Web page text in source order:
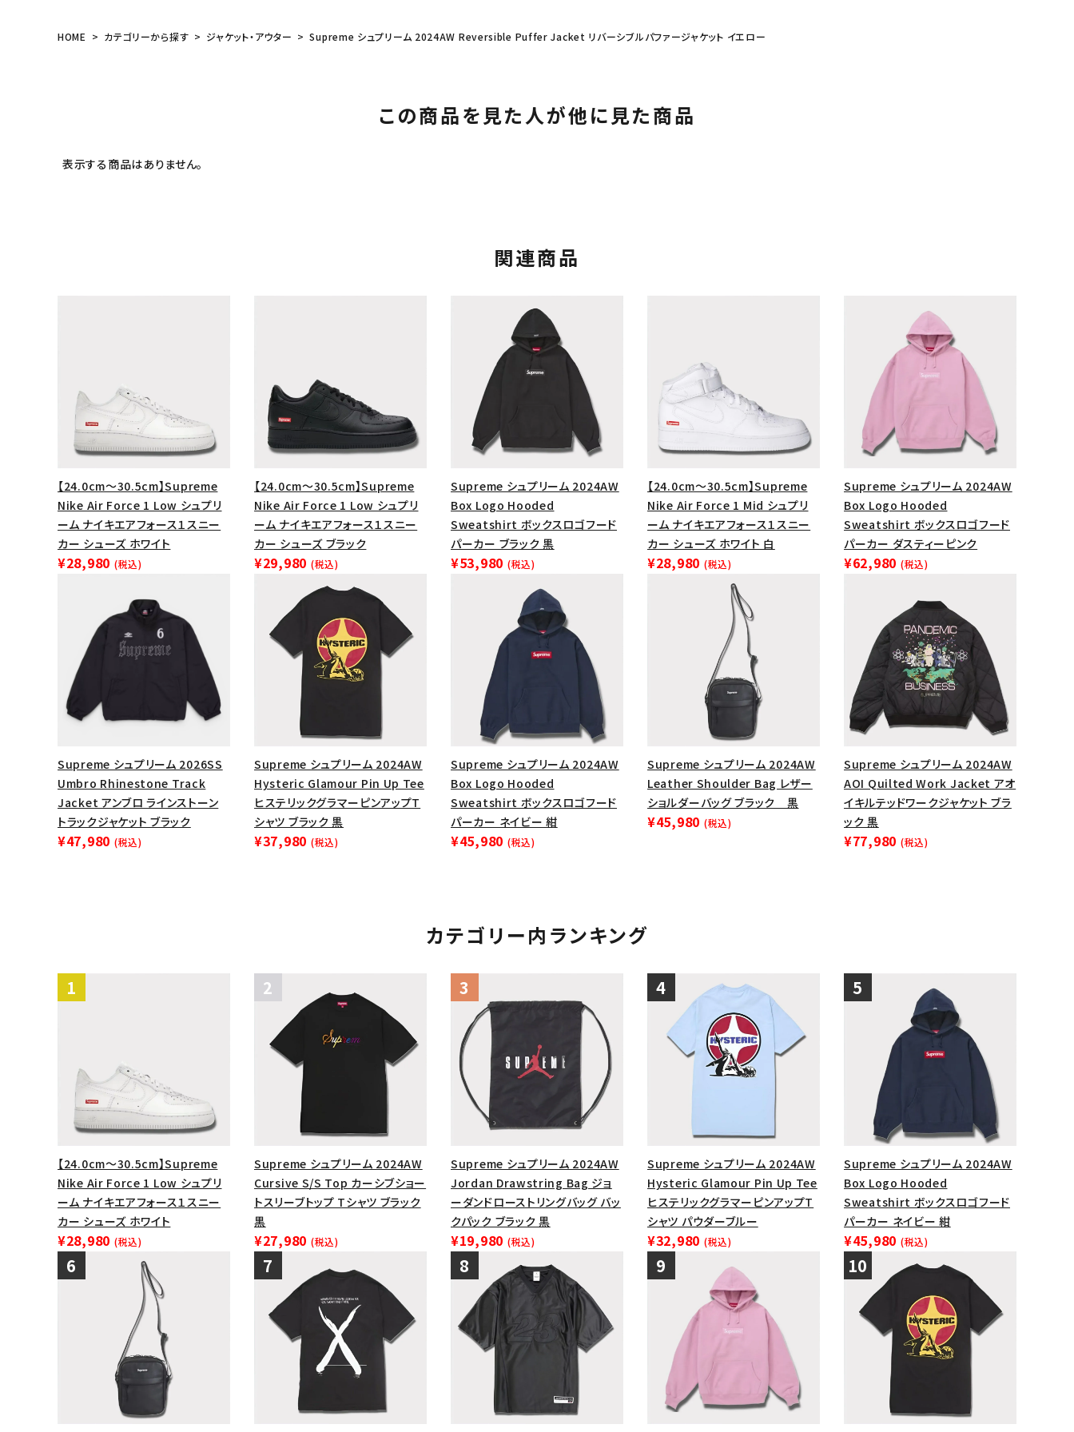
Tシャツ・ロングスリーブ
キャップ・ハット
パーカー・クルーネック
ショルダー・ウエストバッグ
ブラックスウェット
絞り込んで検索する
HOME カテゴリーから探す ジャケット・アウター Supreme シュプリーム 2024AW Reversible Puffer Jacket リバーシブルパファージャケット イエロー
この商品を見た人が他に見た商品
表示する商品はありません。
関連商品
【24.0cm～30.5cm】Supreme
Nike Air Force 1 Low シュプリ
ーム ナイキエアフォース１スニー
カー シューズ ホワイト
¥28,980 (税込)
【24.0cm～30.5cm】Supreme
Nike Air Force 1 Low シュプリ
ーム ナイキエアフォース１スニー
カー シューズ ブラック
¥29,980 (税込)
Supreme シュプリーム 2024AW
Box Logo Hooded
Sweatshirt ボックスロゴフード
パーカー ブラック 黒
¥53,980 (税込)
【24.0cm～30.5cm】Supreme
Nike Air Force 1 Mid シュプリ
ーム ナイキエアフォース１スニー
カー シューズ ホワイト 白
¥28,980 (税込)
Supreme シュプリーム 2024AW
Box Logo Hooded
Sweatshirt ボックスロゴフード
パーカー ダスティーピンク
¥62,980 (税込)
Supreme シュプリーム 2026SS
Umbro Rhinestone Track
Jacket アンブロ ラインストーン
トラックジャケット ブラック
¥47,980 (税込)
Supreme シュプリーム 2024AW
Hysteric Glamour Pin Up Tee
ヒステリックグラマーピンアップT
シャツ ブラック 黒
¥37,980 (税込)
Supreme シュプリーム 2024AW
Box Logo Hooded
Sweatshirt ボックスロゴフード
パーカー ネイビー 紺
¥45,980 (税込)
Supreme シュプリーム 2024AW
Leather Shoulder Bag レザー
ショルダーバッグ ブラック 黒
¥45,980 (税込)
Supreme シュプリーム 2024AW
AOI Quilted Work Jacket アオ
イキルテッドワークジャケット ブラ
ック 黒
¥77,980 (税込)
カテゴリー内ランキング
【24.0cm～30.5cm】Supreme
Nike Air Force 1 Low シュプリ
ーム ナイキエアフォース１スニー
カー シューズ ホワイト
¥28,980 (税込)
Supreme シュプリーム 2024AW
Cursive S/S Top カーシブショー
トスリーブトップ Tシャツ ブラック
黒
¥27,980 (税込)
Supreme シュプリーム 2024AW
Jordan Drawstring Bag ジョ
ーダンドローストリングバッグ バッ
クパック ブラック 黒
¥19,980 (税込)
Supreme シュプリーム 2024AW
Hysteric Glamour Pin Up Tee
ヒステリックグラマーピンアップT
シャツ パウダーブルー
¥32,980 (税込)
Supreme シュプリーム 2024AW
Box Logo Hooded
Sweatshirt ボックスロゴフード
パーカー ネイビー 紺
¥45,980 (税込)